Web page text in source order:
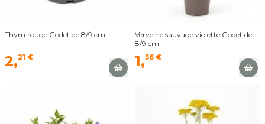
Thym rouge Godet de 8/9 cm
2,21 €
Verveine sauvage violette Godet de
8/9 cm
1,56 €